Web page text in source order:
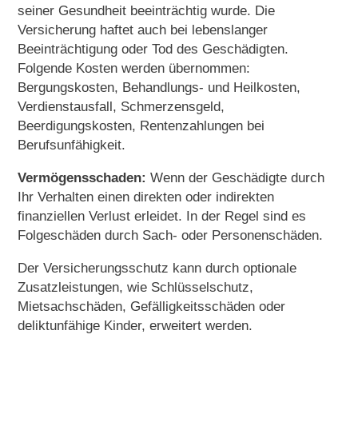
seiner Gesundheit beeinträchtig wurde. Die
Versicherung haftet auch bei lebenslanger
Beeinträchtigung oder Tod des Geschädigten.
Folgende Kosten werden übernommen:
Bergungskosten, Behandlungs- und Heilkosten,
Verdienstausfall, Schmerzensgeld,
Beerdigungskosten, Rentenzahlungen bei
Berufsunfähigkeit.
Vermögensschaden: Wenn der Geschädigte durch
Ihr Verhalten einen direkten oder indirekten
finanziellen Verlust erleidet. In der Regel sind es
Folgeschäden durch Sach- oder Personenschäden.
Der Versicherungsschutz kann durch optionale
Zusatzleistungen, wie Schlüsselschutz,
Mietsachschäden, Gefälligkeitsschäden oder
deliktunfähige Kinder, erweitert werden.